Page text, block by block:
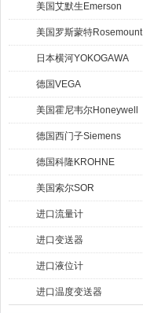
美国艾默生Emerson
美国罗斯蒙特Rosemount
日本横河YOKOGAWA
德国VEGA
美国霍尼韦尔Honeywell
德国西门子Siemens
德国科隆KROHNE
美国索尔SOR
进口流量计
进口变送器
进口液位计
进口温度变送器